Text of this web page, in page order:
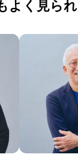
よく見ら